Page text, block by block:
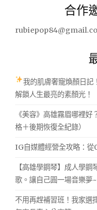
合作
我的肌膚奢寵煥顏日
解鎖人生最亮的素顏光！
《美容》高雄霧眉哪裡
格＋後期恢復全紀錄）
IG自媒體經營全攻略：從
【高雄學鋼琴】成人學
歌。讓自己圓一場音樂夢~
不用再趕補習班！我家